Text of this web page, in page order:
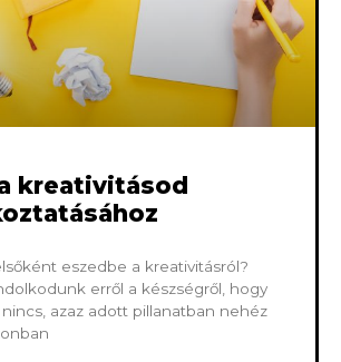
kreativitásod
eszedbe a kreativitásról?
erről a készségről, hogy
nincs, azaz adott pillanatban nehéz